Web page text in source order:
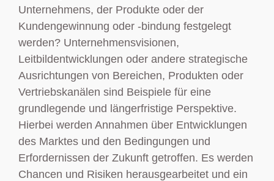
Unternehmens, der Produkte oder der
Kundengewinnung oder -bindung festgelegt
werden? Unternehmensvisionen,
Leitbildentwicklungen oder andere strategische
Ausrichtungen von Bereichen, Produkten oder
Vertriebskanälen sind Beispiele für eine
grundlegende und längerfristige Perspektive.
Hierbei werden Annahmen über Entwicklungen
des Marktes und den Bedingungen und
Erfordernissen der Zukunft getroffen. Es werden
Chancen und Risiken herausgearbeitet und ein